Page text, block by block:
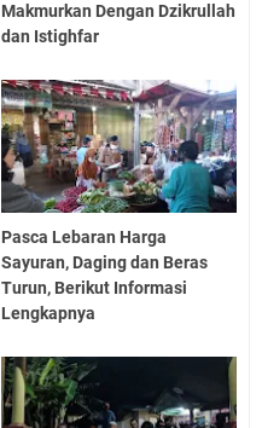
Makmurkan Dengan Dzikrullah
dan Istighfar
Pasca Lebaran Harga
Sayuran, Daging dan Beras
Turun, Berikut Informasi
Lengkapnya